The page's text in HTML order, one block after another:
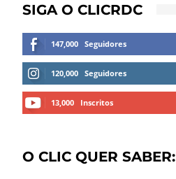
SIGA O CLICRDC
147,000 Seguidores
120,000 Seguidores
13,000 Inscritos
O CLIC QUER SABER: